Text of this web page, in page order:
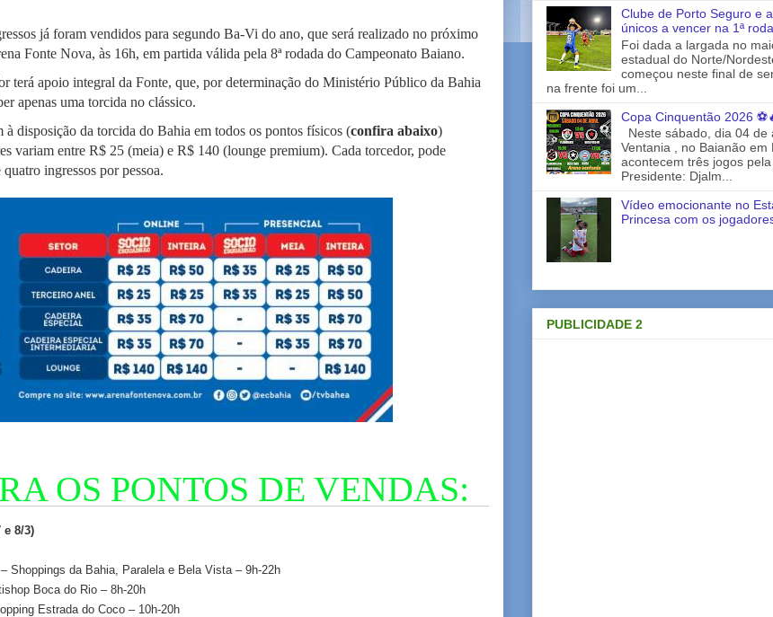
já foram vendidos para segundo Ba-Vi do ano, que será realizado no próximo
Fonte Nova, às 16h, em partida válida pela 8ª rodada do Campeonato Baiano.
terá apoio integral da Fonte, que, por determinação do Ministério Público da Bahia
apenas uma torcida no clássico.
à disposição da torcida do Bahia em todos os pontos físicos (confira abaixo)
variam entre R$ 25 (meia) e R$ 140 (lounge premium). Cada torcedor, pode
ingressos por pessoa.
OS PONTOS DE VENDAS:
e 8/3)
Shoppings da Bahia, Paralela e Bela Vista – 9h-22h
Boca do Rio – 8h-20h
Estrada do Coco – 10h-20h
Clube de Porto Seguro e
únicos a vencer na 1ª
Foi dada a largada no
estadual do Norte/
começou neste final de
na frente foi um...
Copa Cinquentão 2026
Neste sábado, dia 04 de
Ventania , no Baianão em
acontecem três jogos
Presidente: Djalm...
Vídeo emocionante no
Princesa com os
PUBLICIDADE 2